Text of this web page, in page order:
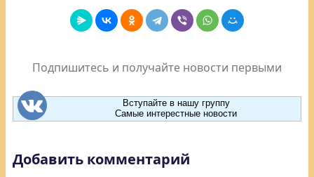
Подпишитесь и получайте новости первыми
Вступайте в нашу группу
Самые интерестные новости
Добавить комментарий